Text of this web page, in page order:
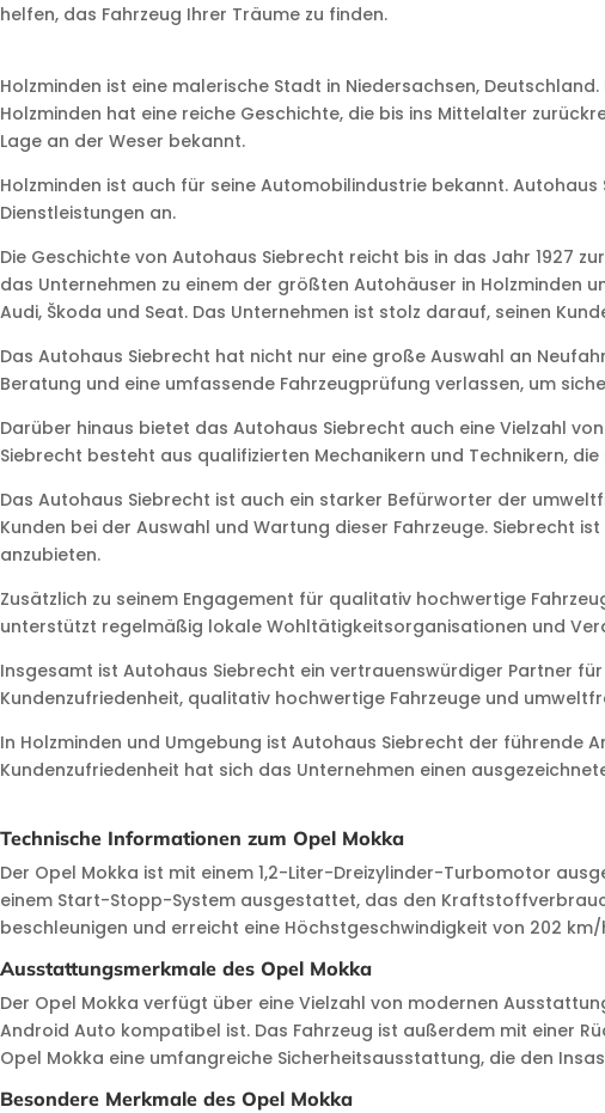
helfen, das Fahrzeug Ihrer Träume zu finden.
Holzminden ist eine malerische Stadt in Niedersachsen,
Holzminden hat eine reiche Geschichte, die bis ins Mittelalter
Lage an der Weser bekannt.
Holzminden ist auch für seine Automobilindustrie bekannt.
Dienstleistungen an.
Die Geschichte von Autohaus Siebrecht reicht bis in das Jahr 1927
das Unternehmen zu einem der größten Autohäuser in Holzminden
Audi, Škoda und Seat. Das Unternehmen ist stolz darauf, seinen
Das Autohaus Siebrecht hat nicht nur eine große Auswahl an
Beratung und eine umfassende Fahrzeugprüfung verlassen, um
Darüber hinaus bietet das Autohaus Siebrecht auch eine Vielzahl
Siebrecht besteht aus qualifizierten Mechanikern und Technikern,
Das Autohaus Siebrecht ist auch ein starker Befürworter der
Kunden bei der Auswahl und Wartung dieser Fahrzeuge. Siebrecht
anzubieten.
Zusätzlich zu seinem Engagement für qualitativ hochwertige
unterstützt regelmäßig lokale Wohltätigkeitsorganisationen und
Insgesamt ist Autohaus Siebrecht ein vertrauenswürdiger Partner
Kundenzufriedenheit, qualitativ hochwertige Fahrzeuge und
In Holzminden und Umgebung ist Autohaus Siebrecht der führende
Kundenzufriedenheit hat sich das Unternehmen einen
Technische Informationen zum Opel Mokka
Der Opel Mokka ist mit einem 1,2-Liter-Dreizylinder-Turbomotor
einem Start-Stopp-System ausgestattet, das den
beschleunigen und erreicht eine Höchstgeschwindigkeit von 202 km/
Ausstattungsmerkmale des Opel Mokka
Der Opel Mokka verfügt über eine Vielzahl von modernen
Android Auto kompatibel ist. Das Fahrzeug ist außerdem mit einer
Opel Mokka eine umfangreiche Sicherheitsausstattung, die den
Besondere Merkmale des Opel Mokka